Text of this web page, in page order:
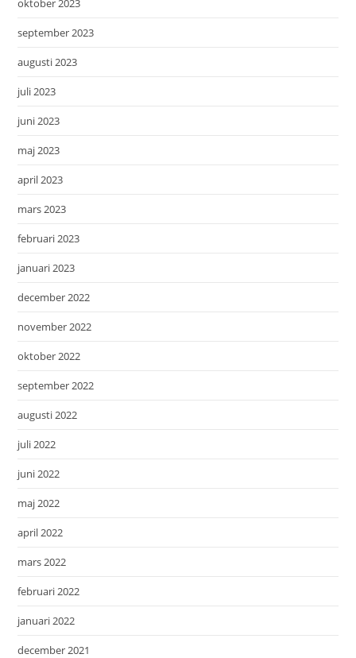
september 2023
augusti 2023
juli 2023
juni 2023
maj 2023
april 2023
mars 2023
februari 2023
januari 2023
december 2022
november 2022
oktober 2022
september 2022
augusti 2022
juli 2022
juni 2022
maj 2022
april 2022
mars 2022
februari 2022
januari 2022
december 2021